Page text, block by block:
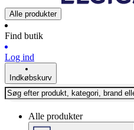
Alle produkter
Find butik
Log ind
Indkøbskurv
Alle produkter